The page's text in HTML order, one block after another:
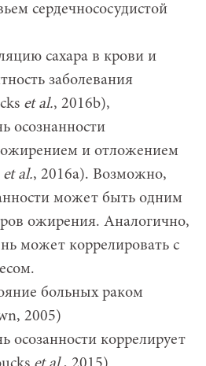
сердечнососудистой
сахара в крови и
заболевания
et al., 2016b),
осознанности
ожирением и отложением
et al., 2016a). Возможно,
может быть одним
ожирения. Аналогично,
может коррелировать с
больных раком
2005)
осозанности коррелирует